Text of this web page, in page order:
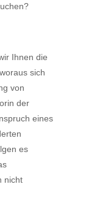
Ihnen die
sich
von
der
eines
es
nicht